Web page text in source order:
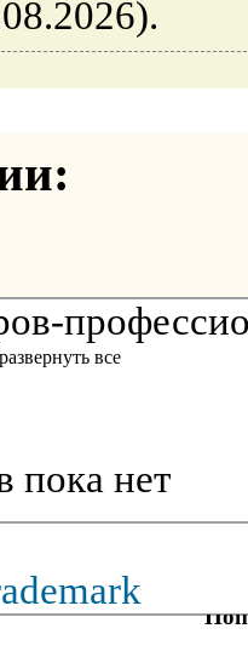
развернуть все
пока нет